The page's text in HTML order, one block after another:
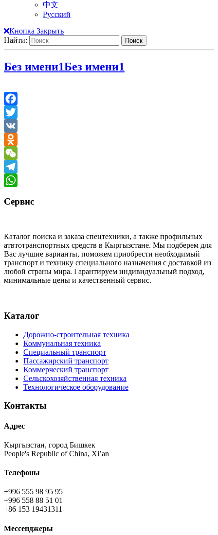
中文
Русский
Кнопка Закрыть
Найти:
Без имени1Без имени1
Facebook
Twitter
VK
Odnoklassniki
WeChat
Telegram
Сервис
Каталог поиска и заказа спецтехники, а также профильных
атвтотранспортных средств в Кыргызстане. Мы подберем для
Вас лучшие варианты, поможем приобрести необходимый
транспорт и технику специального назначения с доставкой из
любой страны мира. Гарантируем индивидуальный подход,
минимальные цены и качественный сервис.
Каталог
Дорожно-строительная техника
Коммунальная техника
Специальный транспорт
Пассажирский транспорт
Коммерческий транспорт
Сельскохозяйственная техника
Технологическое оборудование
Контакты
Адрес
Кыргызстан, город Бишкек
People's Republic of China, Xi’an
Телефоны
+996 555 98 95 95
+996 558 88 51 01
+86 153 19431311
Мессенджеры